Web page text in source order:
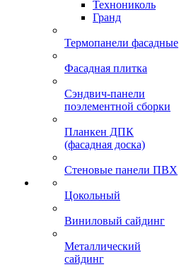
Технониколь
Гранд
Термопанели фасадные
Фасадная плитка
Сэндвич-панели
поэлементной сборки
Планкен ДПК
(фасадная доска)
Стеновые панели ПВХ
Цокольный
Виниловый сайдинг
Металлический
сайдинг